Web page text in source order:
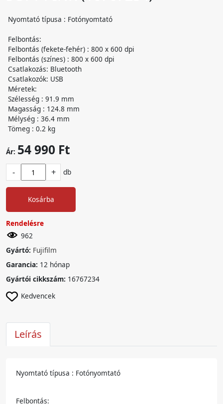
Nyomtató típusa : Fotónyomtató
Felbontás:
Felbontás (fekete-fehér) : 800 x 600 dpi
Felbontás (színes) : 800 x 600 dpi
Csatlakozás: Bluetooth
Csatlakozók: USB
Méretek:
Szélesség : 91.9 mm
Magasság : 124.8 mm
Mélység : 36.4 mm
Tömeg : 0.2 kg
Ár: 54 990 Ft
- + db
Kosárba
Rendelésre
962
Gyártó: Fujifilm
Garancia: 12 hónap
Gyártói cikkszám: 16767234
Kedvencek
Leírás
Nyomtató típusa : Fotónyomtató
Felbontás: